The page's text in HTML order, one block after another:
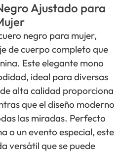
Ajustado para
negro para mujer,
de cuerpo completo que
Este elegante mono
ideal para diversas
alta calidad proporciona
que el diseño moderno
las miradas. Perfecto
o un evento especial, este
versátil que se puede